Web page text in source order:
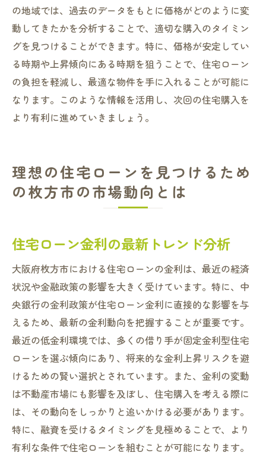
の地域では、過去のデータをもとに価格がどのように変
動してきたかを分析することで、適切な購入のタイミン
グを見つけることができます。特に、価格が安定してい
る時期や上昇傾向にある時期を狙うことで、住宅ローン
の負担を軽減し、最適な物件を手に入れることが可能に
なります。このような情報を活用し、次回の住宅購入を
より有利に進めていきましょう。
理想の住宅ローンを見つけるため
の枚方市の市場動向とは
住宅ローン金利の最新トレンド分析
大阪府枚方市における住宅ローンの金利は、最近の経済
状況や金融政策の影響を大きく受けています。特に、中
央銀行の金利政策が住宅ローン金利に直接的な影響を与
えるため、最新の金利動向を把握することが重要です。
最近の低金利環境では、多くの借り手が固定金利型住宅
ローンを選ぶ傾向にあり、将来的な金利上昇リスクを避
けるための賢い選択とされています。また、金利の変動
は不動産市場にも影響を及ぼし、住宅購入を考える際に
は、その動向をしっかりと追いかける必要があります。
特に、融資を受けるタイミングを見極めることで、より
有利な条件で住宅ローンを組むことが可能になります。